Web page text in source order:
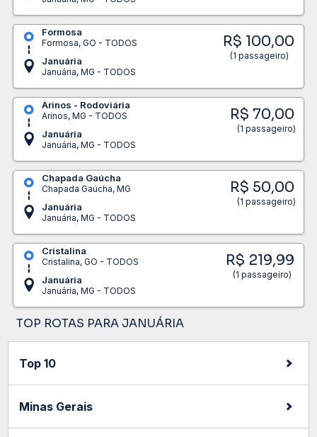
Formosa
Formosa, GO - TODOS
Januária
Januária, MG - TODOS
R$ 100,00
(1 passageiro)
Arinos - Rodoviária
Arinos, MG - TODOS
Januária
Januária, MG - TODOS
R$ 70,00
(1 passageiro)
Chapada Gaúcha
Chapada Gaúcha, MG
Januária
Januária, MG - TODOS
R$ 50,00
(1 passageiro)
Cristalina
Cristalina, GO - TODOS
Januária
Januária, MG - TODOS
R$ 219,99
(1 passageiro)
TOP ROTAS PARA JANUÁRIA
Top 10
Minas Gerais